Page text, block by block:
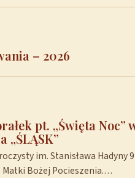
– 2026
pt. „Święta Noc”
„ŚLĄSK”
im. Stanisława Hadyny
Matki Bożej Pocieszenia.…